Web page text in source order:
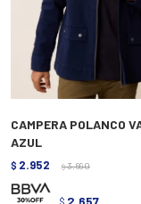
CAMPERA POLANCO
AZUL
$ 2.952 $ 3.690
$ 2.657